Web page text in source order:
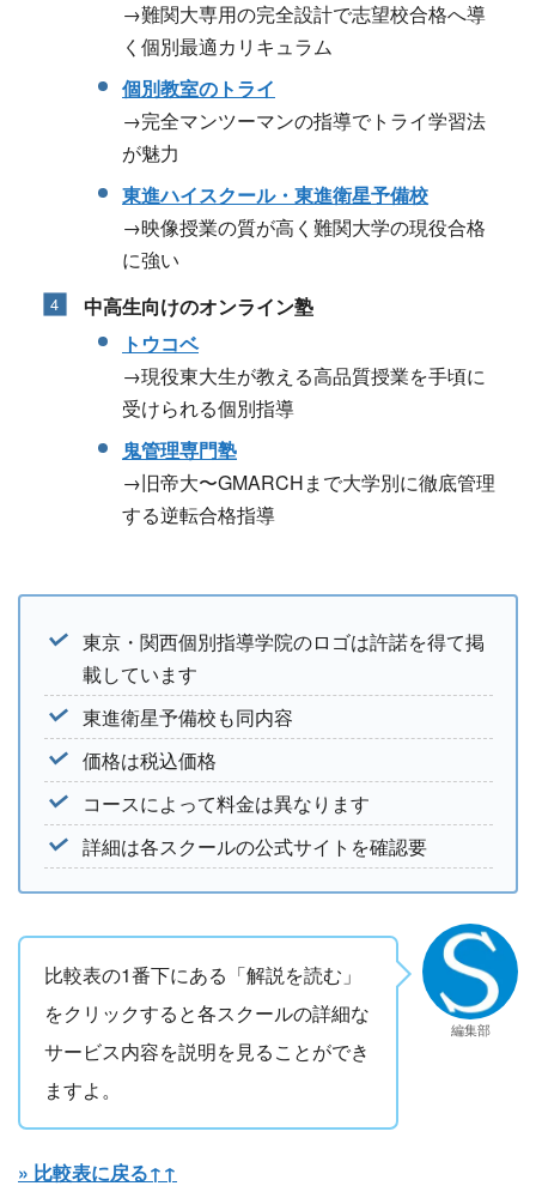
→難関大専用の完全設計で志望校合格へ導
く個別最適カリキュラム
個別教室のトライ
→完全マンツーマンの指導でトライ学習法
が魅力
東進ハイスクール・東進衛星予備校
→映像授業の質が高く難関大学の現役合格
に強い
中高生向けのオンライン塾
トウコベ
→現役東大生が教える高品質授業を手頃に
受けられる個別指導
鬼管理専門塾
→旧帝大〜GMARCHまで大学別に徹底管理
する逆転合格指導
東京・関西個別指導学院のロゴは許諾を得て掲
載しています
東進衛星予備校も同内容
価格は税込価格
コースによって料金は異なります
詳細は各スクールの公式サイトを確認要
比較表の1番下にある「解説を読む」
をクリックすると各スクールの詳細な
サービス内容を説明を見ることができ
ますよ。
編集部
» 比較表に戻る↑↑